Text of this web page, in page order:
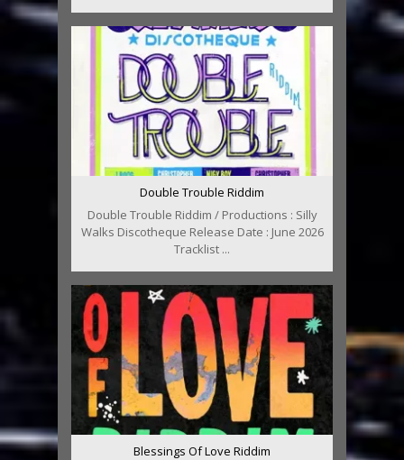
Double Trouble Riddim
Double Trouble Riddim / Productions : Silly
Walks Discotheque Release Date : June 2026
Tracklist ...
Blessings Of Love Riddim